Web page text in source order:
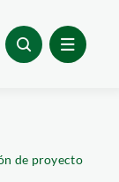
de proyecto